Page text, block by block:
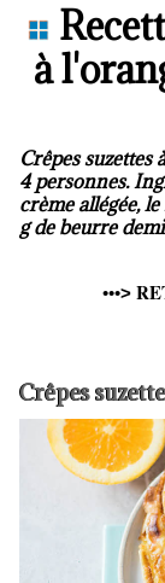
à
Crêpes suzettes
4 personnes.
crème allégée,
g de beurre
•••>
Crêpes